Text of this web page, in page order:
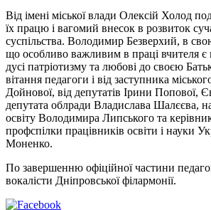
Від імені міської влади Олексій Холод
їх працю і вагомий внесок в розвиток
суспільства. Володимир Безверхий, в
що особливо важливим в праці вчителя є
дусі патріотизму та любові до своєю
вітання педагоги і від заступника
Дойнової, від депутатів Ірини Попової,
депутата облради Владислава Шалєєва,
освіту Володимира Липського та
профспілки працівників освіти і науки
Моненко.
По завершенню офіційної частини
вокалісти Дніпровської філармонії.